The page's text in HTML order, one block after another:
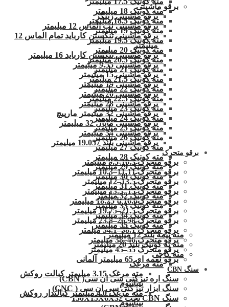
برقو ماشینی
برقو ماشینی زینگر
برقو ماشینی لب الماس 12 میلیمتر
برقو ماشینی تنگستن کارباید تمام الماس 12
میلیمتر
برقو ماشینی تنگستن کارباید 16 میلیمتر
برقو ماشینی 9.55 میلیمتر
برقو ماشینی 15 میلیمتر
برقو ماشینی 19 میلیمتر
برقو ماشینی 20 میلیمتر
برقو ماشینی 28 میلیمتر
برقو ماشینی 32 میلیمتر مارپیچ
برقو ماشینی ماپال 32 میلیمتر
برقو ماشینی 34 میلیمتر
برقو ماشینی بلند 19.057 میلیمتر
برقو متحرک
برقو متحرک 10.3-9.5 میلیمتر
برقو متحرک 11.11–10.3 میلیمتر
برقو متحرک 13.5–12 میلیمتر
برقو متحرک 15–13.5 میلیمتر
برقو متحرک16.6 تا 18.25 میلیمتر
برقو متحرک 21.5–19.75 میلیمتر
برقو متحرک 26.98–23.8 میلیمتر
برقو متحرک 38.1–34.1 میلمتر
برقو متحرک 46–38 میلیمتر
برقو متحرک 55–45 میلیمتر
برقو لقمه ای 65 میلیمتر آلمانی
سنگ CBN
سنگ اره تیزکنی سی ان سی( CBN)
سنگ ابزار تیزکنی سی ان سی ( CNC)
سنگ CBN تخت 150X15X6X32
مته کونیک 18 میلیمتر
مته کونیک 18.5 میلیمتر
مته کونیک 19 میلیمتر
مته کونیک 19.5 میلیمتر
مته کونیک 20 میلیمتر
مته کونیک 20.5 میلیمتر
مته کونیک 21 میلیمتر
مته کونیک 21.5 میلیمتر
مته کونیک 22 میلیمتر
مته کونیک 22.5 میلیمتر
مته کونیک 23 میلیمتر
مته کونیک 24 میلیمتر
مته کونیک 25 میلیمتر
مته کونیک 26 میلیمتر
مته کونیک 27 میلیمتر
مته کونیک 28 میلیمتر
مته کونیک 29 میلیمتر
مته کونیک 30 میلیمتر
مته کونیک 31 میلیمتر
مته کونیک 32 میلمتر
مته کونیک 33 میلیمتر
مته کونیک 34 میلیمتر
مته کونیک 35 میلیمتر
مته نیمه بلند 12 میلیمتر
مته ته کونیک بلند 20 میلیمتر
مته کاجی
مته مرغک
مته مرغک 3.15 میلیمتر کبالت روکش
تیتانیوم
مته مرغک 4.0 میلیمتر کبالتدار روکش
تیتانیوم